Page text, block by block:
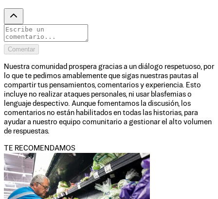
Comentar
Nuestra comunidad prospera gracias a un diálogo respetuoso, por
lo que te pedimos amablemente que sigas nuestras pautas al
compartir tus pensamientos, comentarios y experiencia. Esto
incluye no realizar ataques personales, ni usar blasfemias o
lenguaje despectivo. Aunque fomentamos la discusión, los
comentarios no están habilitados en todas las historias, para
ayudar a nuestro equipo comunitario a gestionar el alto volumen
de respuestas.
TE RECOMENDAMOS